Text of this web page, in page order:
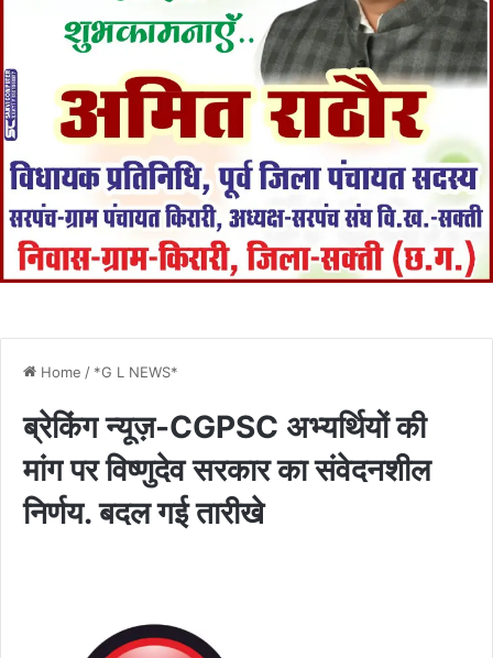
Home / *G L NEWS*
ब्रेकिंग न्यूज़-CGPSC अभ्यर्थियों की
मांग पर विष्णुदेव सरकार का संवेदनशील
निर्णय. बदल गई तारीखे